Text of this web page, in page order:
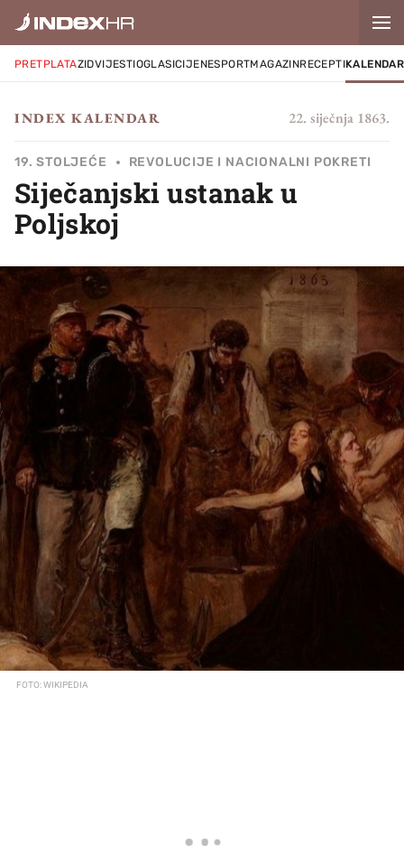
PRETPLATAZIDVIJESTIOGLASICIJENESPORTMAGAZINRECEPTIKALENDAR
INDEX KALENDAR 22. siječnja 1863.
19. STOLJEĆE REVOLUCIJE I NACIONALNI POKRETI
Siječanjski ustanak u
Poljskoj
FOTO: WIKIPEDIA